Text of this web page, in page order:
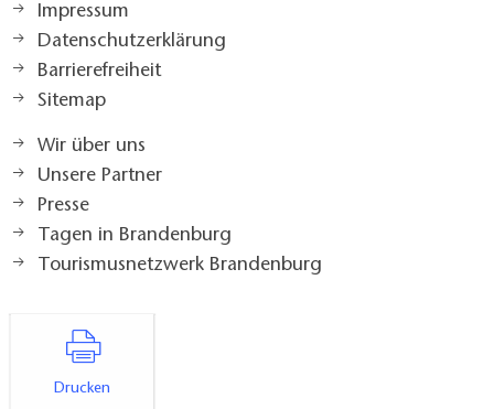
Impressum
Datenschutzerklärung
Barrierefreiheit
Sitemap
Wir über uns
Unsere Partner
Presse
Tagen in Brandenburg
Tourismusnetzwerk Brandenburg
Drucken